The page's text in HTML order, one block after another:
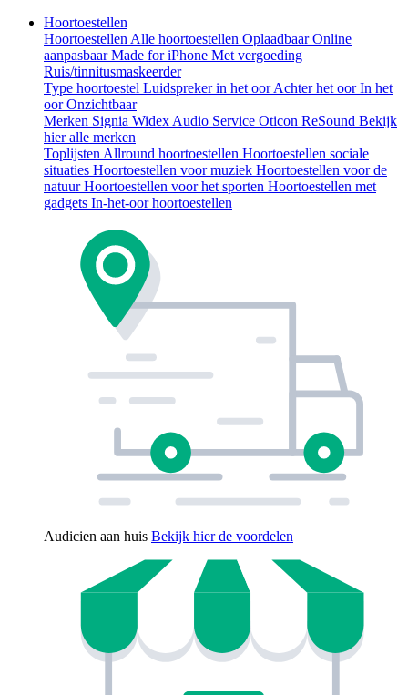
Hoortoestellen
Hoortoestellen Alle hoortoestellen OplaadbaarOnline
aanpasbaarMade for iPhone Met vergoeding
Ruis/tinnitusmaskeerder
Type hoortoestel Luidspreker in het oorAchter het oorIn het
oorOnzichtbaar
Merken Signia Widex Audio Service Oticon ReSound Bekijk
hier alle merken
Toplijsten Allround hoortoestellen Hoortoestellen sociale
situaties Hoortoestellen voor muziek Hoortoestellen voor de
natuurHoortoestellen voor het sporten Hoortoestellen met
gadgets In-het-oor hoortoestellen
Audicien aan huis Bekijk hier de voordelen